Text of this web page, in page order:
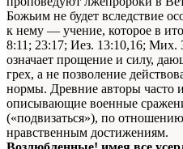
Божьим не будет вследствие
к нему — учение, которое в
8:11; 23:17; Иез. 13:10,16; Мих.
означает прощение и силу,
грех, а не позволение
нормы. Древние авторы часто
описывающие военные
(«подвизаться»), по
нравственным достижениям.